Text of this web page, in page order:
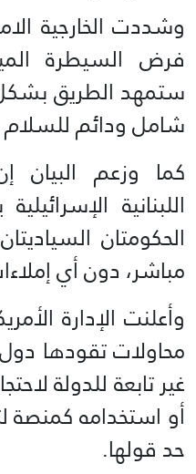
وشددت الخارجية
فرض السيطرة
ستمهد الطريق
شامل ودائم للسلام
كما وزعم البيان
اللبنانية
الحكومتان
مباشر، دون أي
وأعلنت الإدارة
محاولات تقودها
غير تابعة للدولة
أو استخدامه كمنصة
حد قولها.